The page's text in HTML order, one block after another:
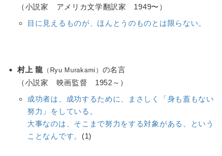
（小説家 アメリカ文学翻訳家 1949〜）
目に見えるものが、ほんとうのものとは限らない。
村上 龍（Ryu Murakami） の名言
（小説家 映画監督 1952～）
成功者は、成功するために、まさしく「身も蓋もない
努力」をしている。
大事なのは、そこまで努力をする対象がある、という
ことなんです。 (1)